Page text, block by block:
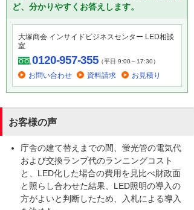
ど、分かりやすくお答えします。
大塚商会 インサイドビジネスセンター LED相談
室
0120-957-355（平日 9:00～17:30）
お問い合わせ 資料請求 お見積り
お客様の声
庁舎の建て替えまでの間、蛍光管の電気代
および交換ランプ代のランニングコスト
と、LED化した場合の費用を見比べ財政面
と照らし合わせた結果、LED照明の導入の
方がよいと判断したため、入札による導入